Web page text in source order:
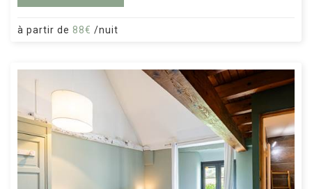
à partir de 88€ /nuit